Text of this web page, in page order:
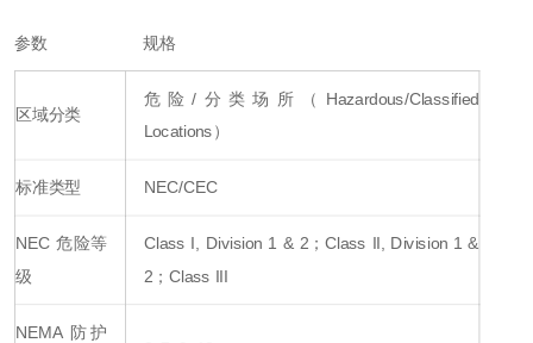
参数 规格
区域分类
危险/分类场所（Hazardous/Classified
Locations）
标准类型 NEC/CEC
NEC 危险等
级
Class I, Division 1 & 2；Class II, Division 1 &
2；Class III
NEMA 防护